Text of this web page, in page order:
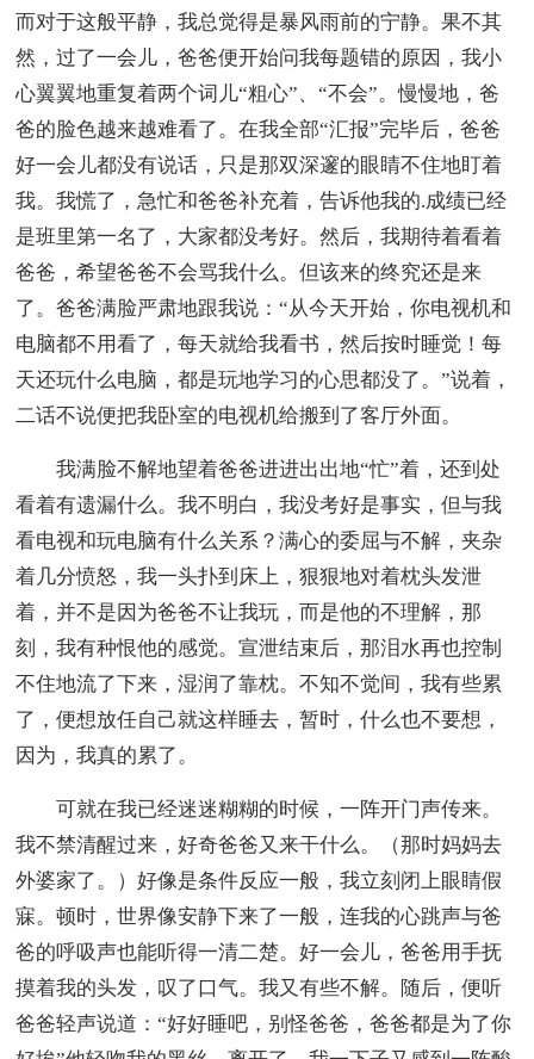
而对于这般平静，我总觉得是暴风雨前的宁静。果不其
然，过了一会儿，爸爸便开始问我每题错的原因，我小
心翼翼地重复着两个词儿“粗心”、“不会”。慢慢地，爸
爸的脸色越来越难看了。在我全部“汇报”完毕后，爸爸
好一会儿都没有说话，只是那双深邃的眼睛不住地盯着
我。我慌了，急忙和爸爸补充着，告诉他我的.成绩已经
是班里第一名了，大家都没考好。然后，我期待着看着
爸爸，希望爸爸不会骂我什么。但该来的终究还是来
了。爸爸满脸严肃地跟我说：“从今天开始，你电视机和
电脑都不用看了，每天就给我看书，然后按时睡觉！每
天还玩什么电脑，都是玩地学习的心思都没了。”说着，
二话不说便把我卧室的电视机给搬到了客厅外面。
我满脸不解地望着爸爸进进出出地“忙”着，还到处
看着有遗漏什么。我不明白，我没考好是事实，但与我
看电视和玩电脑有什么关系？满心的委屈与不解，夹杂
着几分愤怒，我一头扑到床上，狠狠地对着枕头发泄
着，并不是因为爸爸不让我玩，而是他的不理解，那
刻，我有种恨他的感觉。宣泄结束后，那泪水再也控制
不住地流了下来，湿润了靠枕。不知不觉间，我有些累
了，便想放任自己就这样睡去，暂时，什么也不要想，
因为，我真的累了。
可就在我已经迷迷糊糊的时候，一阵开门声传来。
我不禁清醒过来，好奇爸爸又来干什么。（那时妈妈去
外婆家了。）好像是条件反应一般，我立刻闭上眼睛假
寐。顿时，世界像安静下来了一般，连我的心跳声与爸
爸的呼吸声也能听得一清二楚。好一会儿，爸爸用手抚
摸着我的头发，叹了口气。我又有些不解。随后，便听
爸爸轻声说道：“好好睡吧，别怪爸爸，爸爸都是为了你